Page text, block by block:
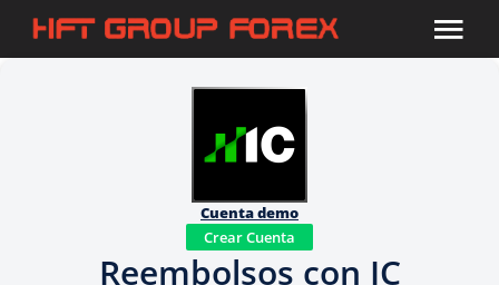
Cuenta demo
Crear Cuenta
Reembolsos con IC